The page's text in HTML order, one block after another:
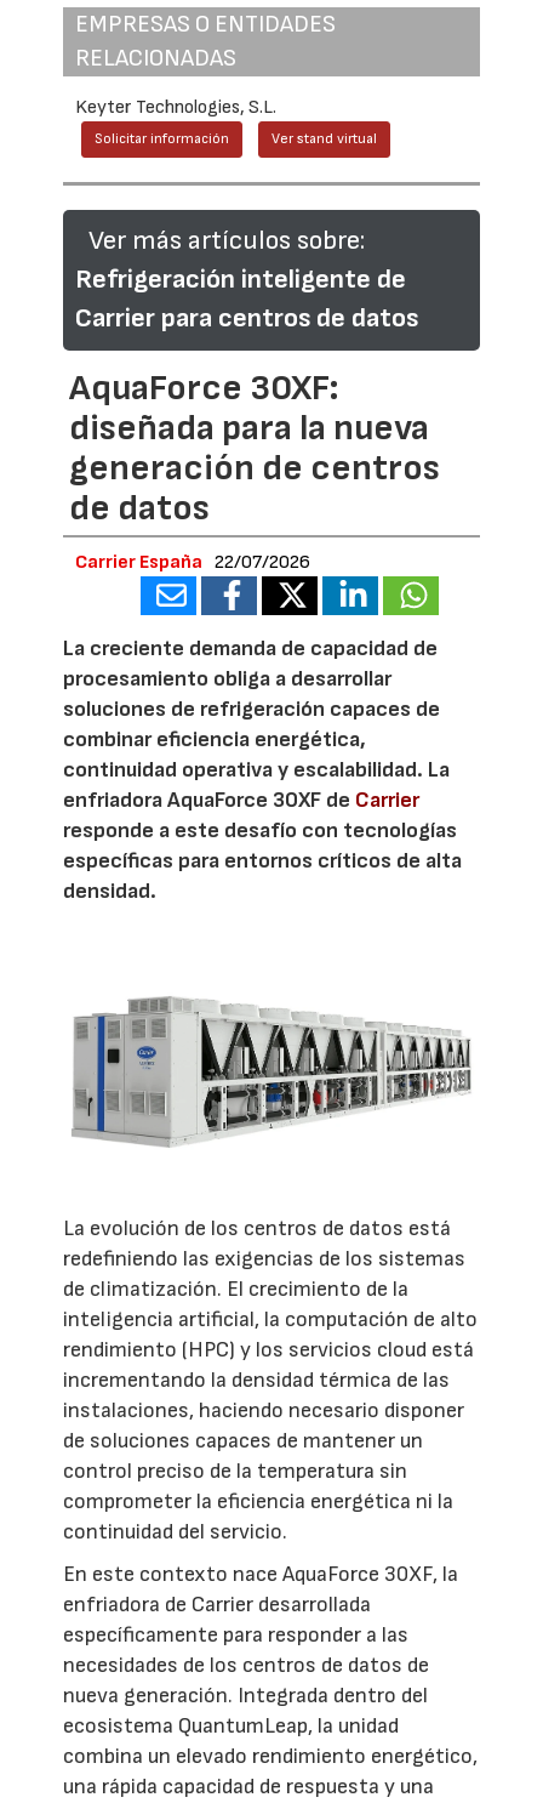
EMPRESAS O ENTIDADES
RELACIONADAS
Keyter Technologies, S.L.
Solicitar información Ver stand virtual
Ver más artículos sobre:
Refrigeración inteligente de
Carrier para centros de datos
AquaForce 30XF:
diseñada para la nueva
generación de centros
de datos
Carrier España 22/07/2026
La creciente demanda de capacidad de
procesamiento obliga a desarrollar
soluciones de refrigeración capaces de
combinar eficiencia energética,
continuidad operativa y escalabilidad. La
enfriadora AquaForce 30XF de Carrier
responde a este desafío con tecnologías
específicas para entornos críticos de alta
densidad.
La evolución de los centros de datos está
redefiniendo las exigencias de los sistemas
de climatización. El crecimiento de la
inteligencia artificial, la computación de alto
rendimiento (HPC) y los servicios cloud está
incrementando la densidad térmica de las
instalaciones, haciendo necesario disponer
de soluciones capaces de mantener un
control preciso de la temperatura sin
comprometer la eficiencia energética ni la
continuidad del servicio.
En este contexto nace AquaForce 30XF, la
enfriadora de Carrier desarrollada
específicamente para responder a las
necesidades de los centros de datos de
nueva generación. Integrada dentro del
ecosistema QuantumLeap, la unidad
combina un elevado rendimiento energético,
una rápida capacidad de respuesta y una